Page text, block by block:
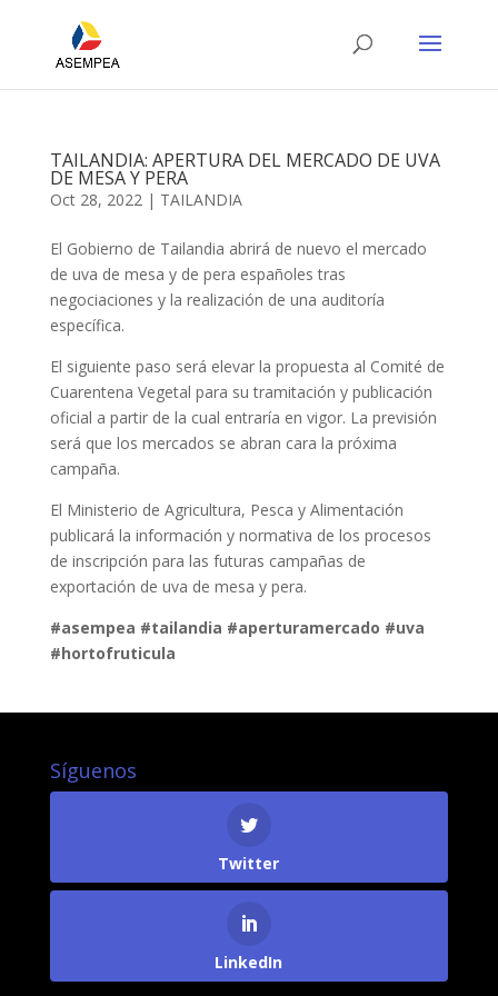
TAILANDIA: APERTURA DEL MERCADO DE UVA
DE MESA Y PERA
Oct 28, 2022| TAILANDIA
El Gobierno de Tailandia abrirá de nuevo el mercado
de uva de mesa y de pera españoles tras
negociaciones y la realización de una auditoría
específica.
El siguiente paso será elevar la propuesta al Comité de
Cuarentena Vegetal para su tramitación y publicación
oficial a partir de la cual entraría en vigor. La previsión
será que los mercados se abran cara la próxima
campaña.
El Ministerio de Agricultura, Pesca y Alimentación
publicará la información y normativa de los procesos
de inscripción para las futuras campañas de
exportación de uva de mesa y pera.
#asempea #tailandia #aperturamercado #uva
#hortofruticula
Síguenos
Twitter
LinkedIn